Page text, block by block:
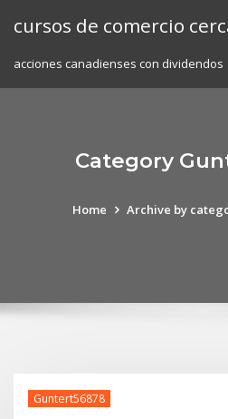
cursos de comercio
acciones canadienses con dividendos
Category
Home Archive by
Guntert56878